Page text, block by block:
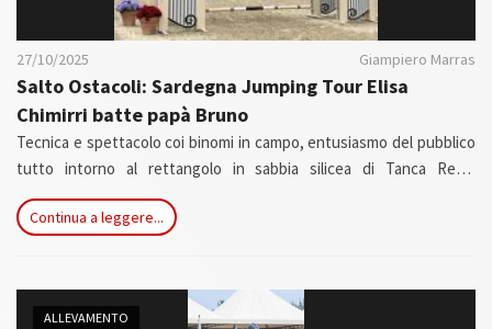
27/10/2025 Giampiero Marras
Salto Ostacoli: Sardegna Jumping Tour Elisa
Chimirri batte papà Bruno
Tecnica e spettacolo coi binomi in campo, entusiasmo del pubblico
tutto intorno al rettangolo in sabbia silicea di Tanca Regia
(Abbasanta). Le giornate di sabato e domenica sono state il degno
epilogo per l'edizione numero 11 del Sardegna Jumping Tour,
Continua a leggere...
ALLEVAMENTO